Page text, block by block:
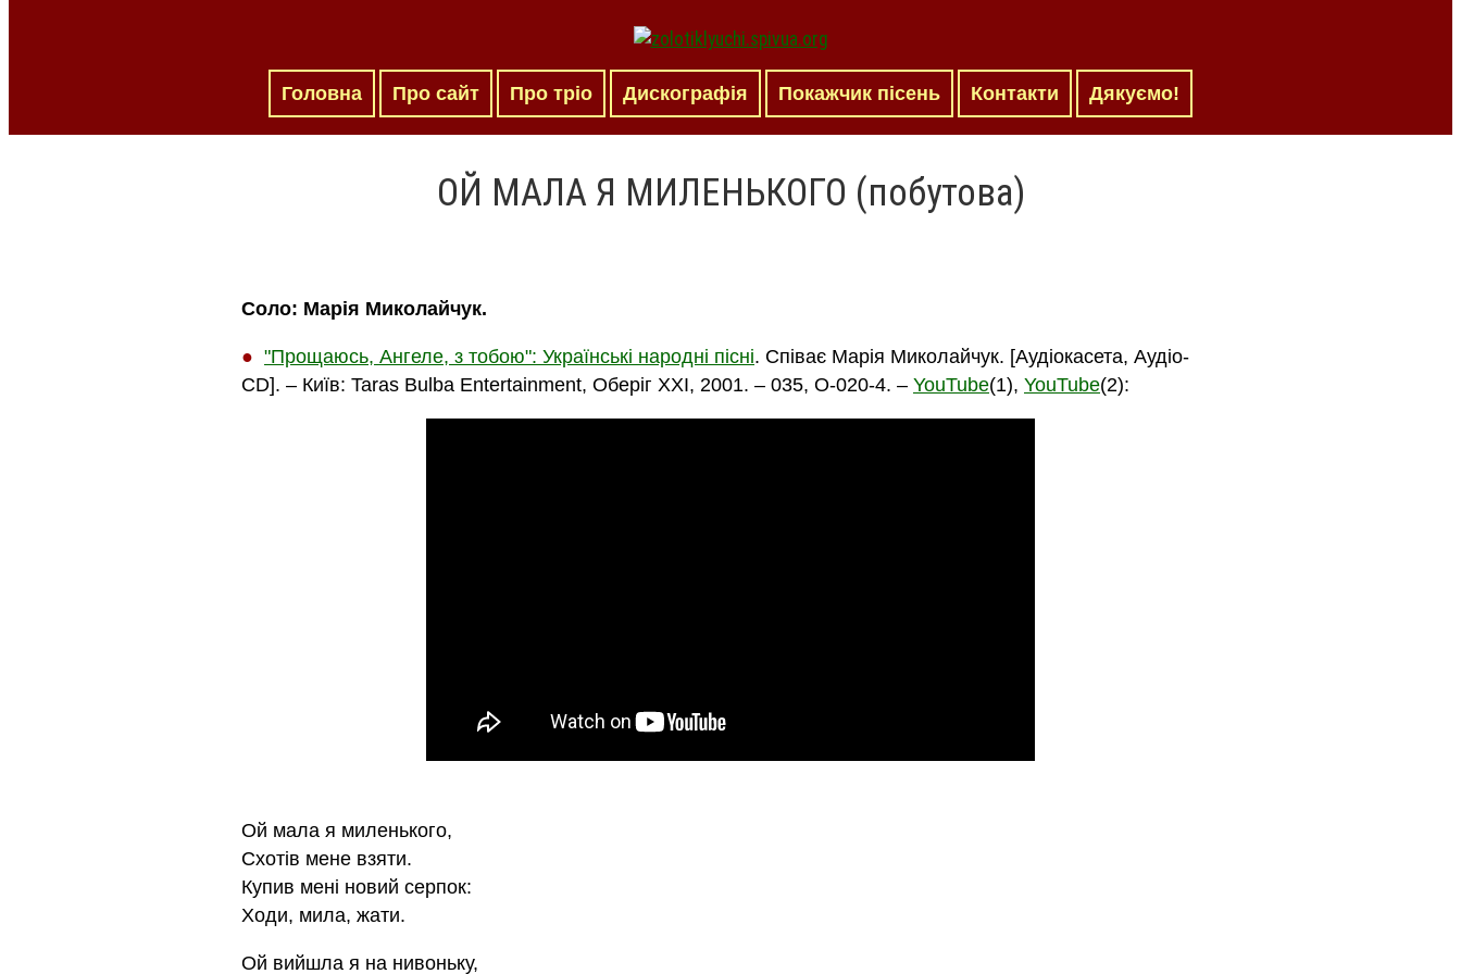
Головна Про сайт Про тріо Дискографія Покажчик пісень Контакти Дякуємо!
ОЙ МАЛА Я МИЛЕНЬКОГО (побутова)
Соло: Марія Миколайчук.
● "Прощаюсь, Ангеле, з тобою": Українські народні пісні. Співає Марія Миколайчук. [Аудіокасета, Аудіо-
CD]. – Київ: Taras Bulba Entertainment, Оберіг XXI, 2001. – 035, O-020-4. – YouTube(1), YouTube(2):
Ой мала я миленького,
Схотів мене взяти.
Купив мені новий серпок:
Ходи, мила, жати.
Ой вийшла я на нивоньку,